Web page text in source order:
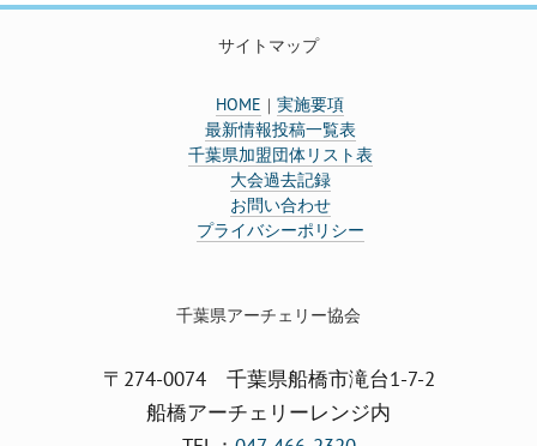
サイトマップ
HOME ｜実施要項
最新情報投稿一覧表
千葉県加盟団体リスト表
大会過去記録
お問い合わせ
プライバシーポリシー
千葉県アーチェリー協会
〒274-0074 千葉県船橋市滝台1-7-2
船橋アーチェリーレンジ内